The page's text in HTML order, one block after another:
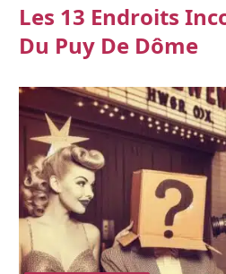
Les 13 Endroits
Du Puy De Dôme